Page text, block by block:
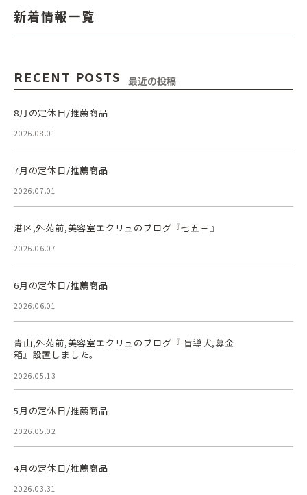
新着情報一覧
RECENT POSTS 最近の投稿
8月の定休日/推薦商品
2026.08.01
7月の定休日/推薦商品
2026.07.01
港区,外苑前,美容室エクリュのブログ『七五三』
2026.06.07
6月の定休日/推薦商品
2026.06.01
青山,外苑前,美容室エクリュのブログ『 盲導犬,募金
箱』設置しました。
2026.05.13
5月の定休日/推薦商品
2026.05.02
4月の定休日/推薦商品
2026.03.31